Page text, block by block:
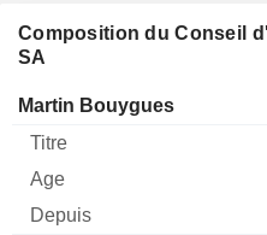
Composition du Conseil
SA
Administrateur Titre
Martin Bouygues